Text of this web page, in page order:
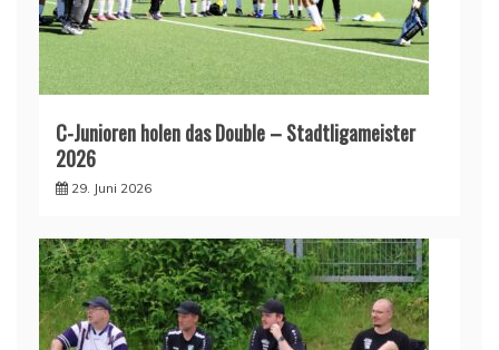
C-Junioren holen das Double – Stadtligameister
2026
29. Juni 2026